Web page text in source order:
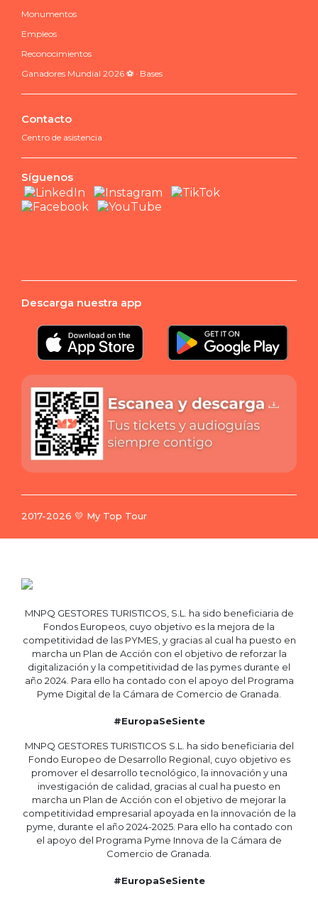
Monumentos
Empleos
Reconocimientos
Ganadores Mundial 2026 ⚽ · Bases
Contacto
Centro de asistencia
Síguenos
Descarga nuestra app
2017-2026 💛 My Top Tour
MNPQ GESTORES TURISTICOS, S.L. ha sido beneficiaria de
Fondos Europeos, cuyo objetivo es la mejora de la
competitividad de las PYMES, y gracias al cual ha puesto en
marcha un Plan de Acción con el objetivo de reforzar la
digitalización y la competitividad de las pymes durante el
año 2024. Para ello ha contado con el apoyo del Programa
Pyme Digital de la Cámara de Comercio de Granada.
#EuropaSeSiente
MNPQ GESTORES TURISTICOS S.L. ha sido beneficiaria del
Fondo Europeo de Desarrollo Regional, cuyo objetivo es
promover el desarrollo tecnológico, la innovación y una
investigación de calidad, gracias al cual ha puesto en
marcha un Plan de Acción con el objetivo de mejorar la
competitividad empresarial apoyada en la innovación de la
pyme, durante el año 2024-2025. Para ello ha contado con
el apoyo del Programa Pyme Innova de la Cámara de
Comercio de Granada.
#EuropaSeSiente